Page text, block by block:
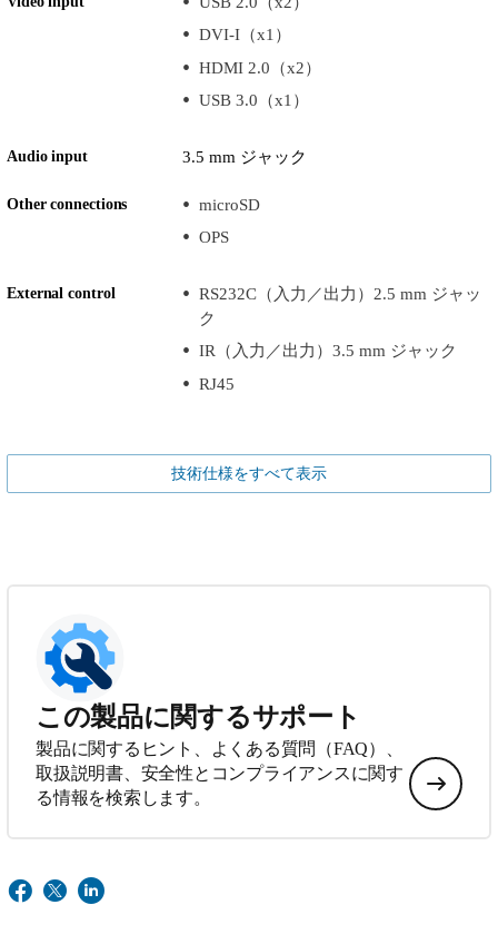
DVI-I（x1）
HDMI 2.0（x2）
USB 3.0（x1）
Audio input 3.5 mm ジャック
Other connections
microSD
OPS
External control
RS232C（入力／出力）2.5 mm ジャッ
ク
IR（入力／出力）3.5 mm ジャック
RJ45
技術仕様をすべて表示
この製品に関するサポート
製品に関するヒント、よくある質問（FAQ）、
取扱説明書、安全性とコンプライアンスに関す
る情報を検索します。